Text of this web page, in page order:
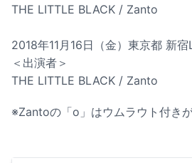
THE LITTLE BLACK / Zanto
2018年11月16日（金）東京都 新宿
＜出演者＞
THE LITTLE BLACK / Zanto
※Zantoの「o」はウムラウト付きが